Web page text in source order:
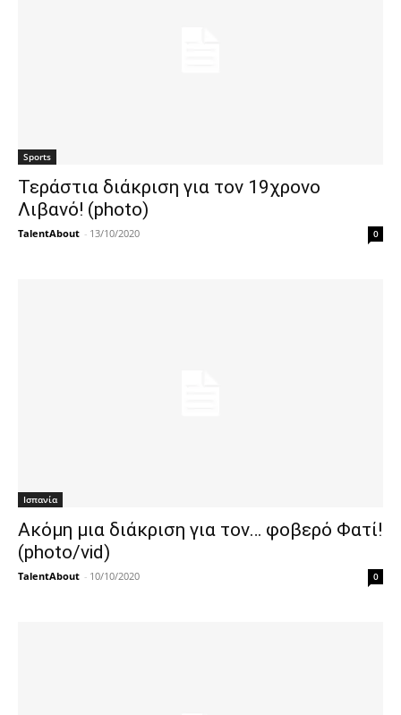
Sports
Τεράστια διάκριση για τον 19χρονο
Λιβανό! (photo)
TalentAbout - 13/10/2020 0
Ισπανία
Ακόμη μια διάκριση για τον… φοβερό Φατί!
(photo/vid)
TalentAbout - 10/10/2020 0